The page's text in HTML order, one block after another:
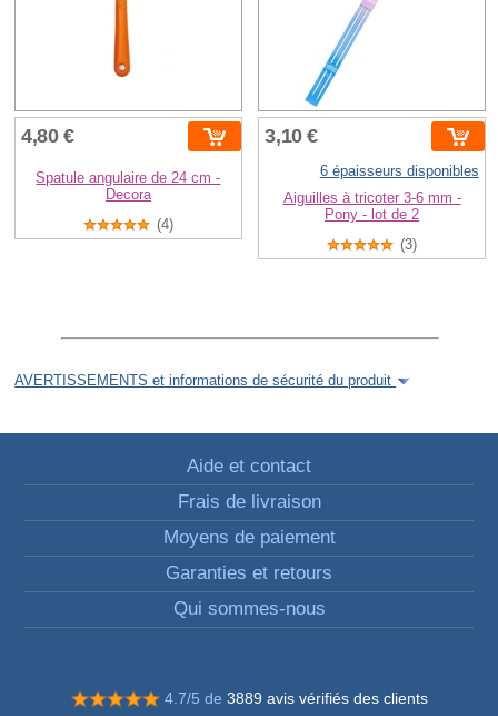
4,80 €
Spatule angulaire de 24 cm -
Decora
(4)
3,10 €
6 épaisseurs disponibles
Aiguilles à tricoter 3-6 mm -
Pony - lot de 2
(3)
AVERTISSEMENTS et informations de sécurité du produit
Aide et contact
Frais de livraison
Moyens de paiement
Garanties et retours
Qui sommes-nous
4.7/5 de 3889 avis vérifiés des clients